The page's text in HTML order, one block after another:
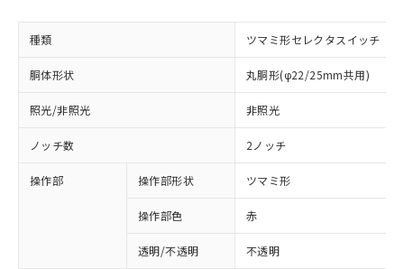
種類 ツマミ形セレクタスイッチ
胴体形状 丸胴形(φ22/25mm共用)
照光/非照光 非照光
ノッチ数 2ノッチ
操作部 操作部形状 ツマミ形
操作部色 赤
透明/不透明 不透明